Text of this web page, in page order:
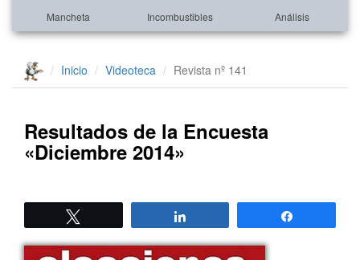
Mancheta Incombustibles Análisis
Inicio Videoteca Revista nº 141
Resultados de la Encuesta
«Diciembre 2014»